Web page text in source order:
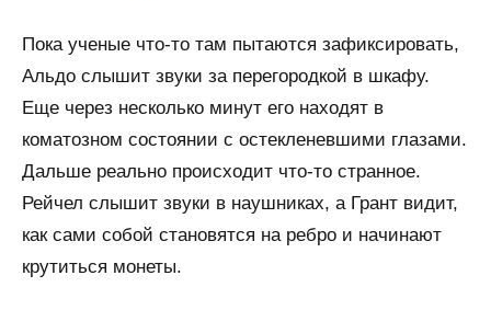
Пока ученые что-то там пытаются зафиксировать,
Альдо слышит звуки за перегородкой в шкафу.
Еще через несколько минут его находят в
коматозном состоянии с остекленевшими глазами.
Дальше реально происходит что-то странное.
Рейчел слышит звуки в наушниках, а Грант видит,
как сами собой становятся на ребро и начинают
крутиться монеты.